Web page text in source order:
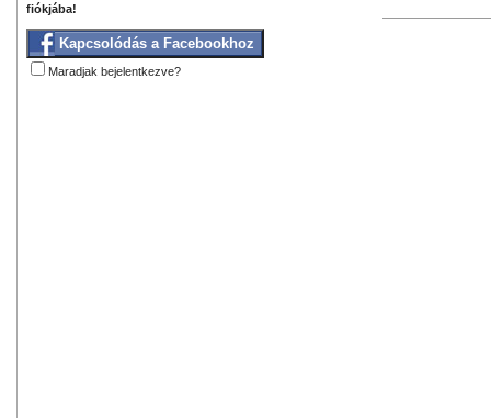
fiókjába!
Kapcsolódás a Facebookhoz
Maradjak bejelentkezve?